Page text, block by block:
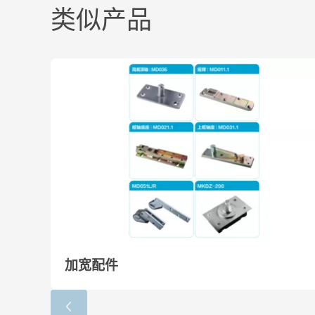
主要材质Material：铸铁Castiron
寿命:Life：>500000tims
最大门宽Max door width(mm):900
最大门重Max door weight(kg):100
关门速度调节(一段)Adjustable closing speed via
关门速度调节(二段)Adjustable Latching speed via
双向开启Non-handed version to cover complete
类似产品
加宽配件